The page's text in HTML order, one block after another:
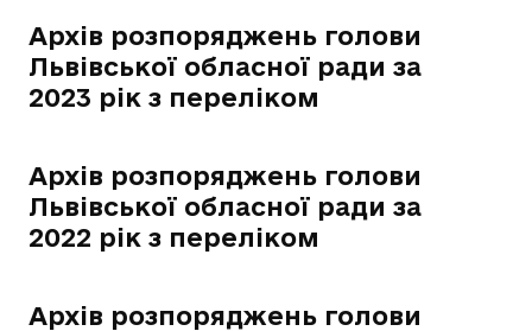
Архів розпоряджень голови
Львівської обласної ради за
2023 рік з переліком
Архів розпоряджень голови
Львівської обласної ради за
2022 рік з переліком
Архів розпоряджень голови